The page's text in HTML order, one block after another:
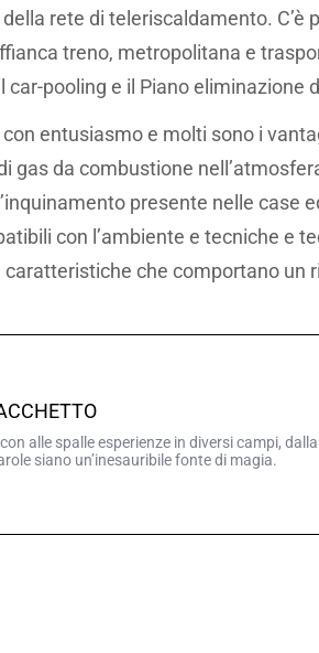
rete di teleriscaldamento. C’è
treno, metropolitana e
car-pooling e il Piano eliminazione
entusiasmo e molti sono i
gas da combustione
presente nelle case
con l’ambiente e tecniche e
caratteristiche che comportano un
alle spalle esperienze in diversi campi,
siano un’inesauribile fonte di magia.